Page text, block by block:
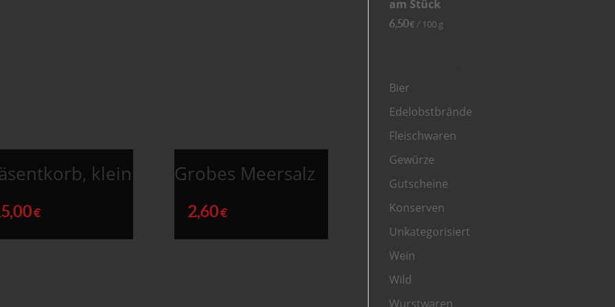
klein
€
Grobes Meersalz
2,60€
am Stück
6,50€ / 100 g
Bier
Edelobstbrände
Fleischwaren
Gewürze
Gutscheine
Konserven
Unkategorisiert
Wein
Wild
Wurstwaren